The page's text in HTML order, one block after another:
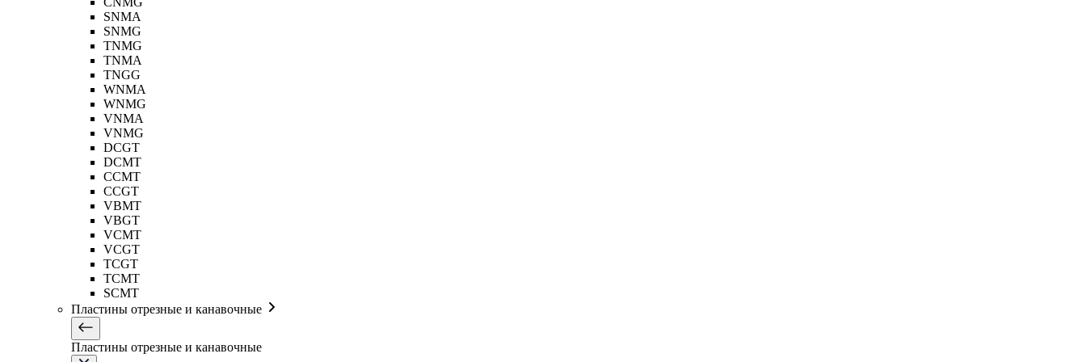
SNMA
SNMG
TNMG
TNMA
TNGG
WNMA
WNMG
VNMA
VNMG
DCGT
DCMT
CCMT
CCGT
VBMT
VBGT
VCMT
VCGT
TCGT
TCMT
SCMT
Пластины отрезные и канавочные
Пластины отрезные и канавочные